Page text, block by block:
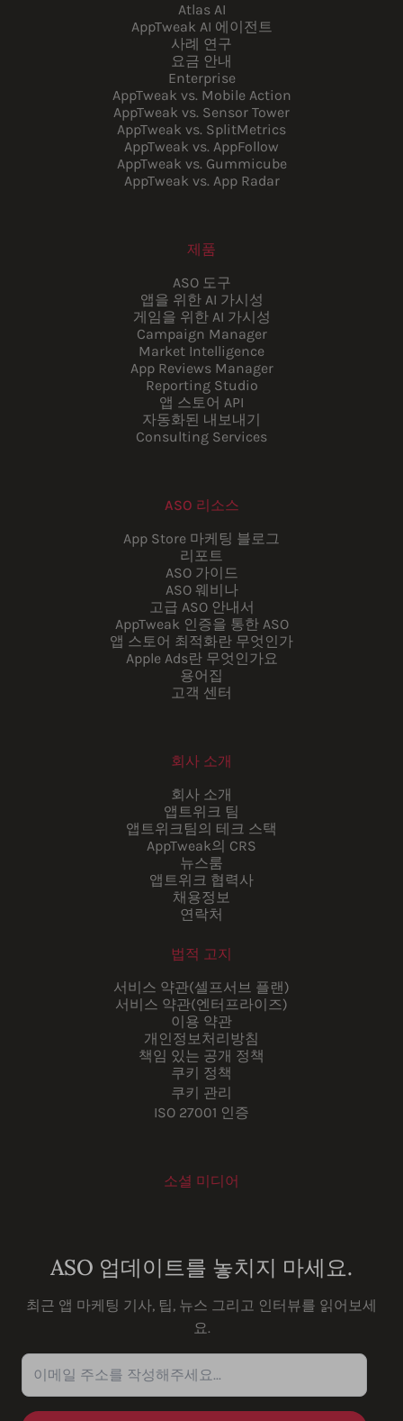
Atlas AI
AppTweak AI 에이전트
사례 연구
요금 안내
Enterprise
AppTweak vs. Mobile Action
AppTweak vs. Sensor Tower
AppTweak vs. SplitMetrics
AppTweak vs. AppFollow
AppTweak vs. Gummicube
AppTweak vs. App Radar
제품
ASO 도구
앱을 위한 AI 가시성
게임을 위한 AI 가시성
Campaign Manager
Market Intelligence
App Reviews Manager
Reporting Studio
앱 스토어 API
자동화된 내보내기
Consulting Services
ASO 리소스
App Store 마케팅 블로그
리포트
ASO 가이드
ASO 웨비나
고급 ASO 안내서
AppTweak 인증을 통한 ASO
앱 스토어 최적화란 무엇인가
Apple Ads란 무엇인가요
용어집
고객 센터
회사 소개
회사 소개
앱트위크 팀
앱트위크팀의 테크 스택
AppTweak의 CRS
뉴스룸
앱트위크 협력사
채용정보
연락처
법적 고지
서비스 약관(셀프서브 플랜)
서비스 약관(엔터프라이즈)
이용 약관
개인정보처리방침
책임 있는 공개 정책
쿠키 정책
쿠키 관리
ISO 27001 인증
소셜 미디어
ASO 업데이트를 놓치지 마세요.
최근 앱 마케팅 기사, 팁, 뉴스 그리고 인터뷰를 읽어보세
요.
이메일 주소를 작성해주세요...